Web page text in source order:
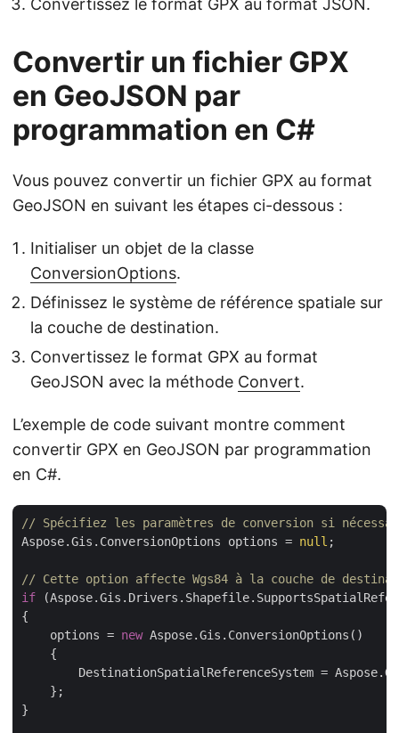
Convertissez le format GPX au format JSON.
Convertir un fichier GPX
en GeoJSON par
programmation en C#
Vous pouvez convertir un fichier GPX au format
GeoJSON en suivant les étapes ci-dessous :
Initialiser un objet de la classe
ConversionOptions.
Définissez le système de référence spatiale sur
la couche de destination.
Convertissez le format GPX au format
GeoJSON avec la méthode Convert.
L’exemple de code suivant montre comment
convertir GPX en GeoJSON par programmation
en C#.
// Spécifiez les paramètres de conversion si
Aspose.Gis.ConversionOptions options = null ;
// Cette option affecte Wgs84 à la couche de
if
{
    options =
new Aspose.Gis.ConversionOptions()
    {
DestinationSpatialReferenceSystem =
    };
}